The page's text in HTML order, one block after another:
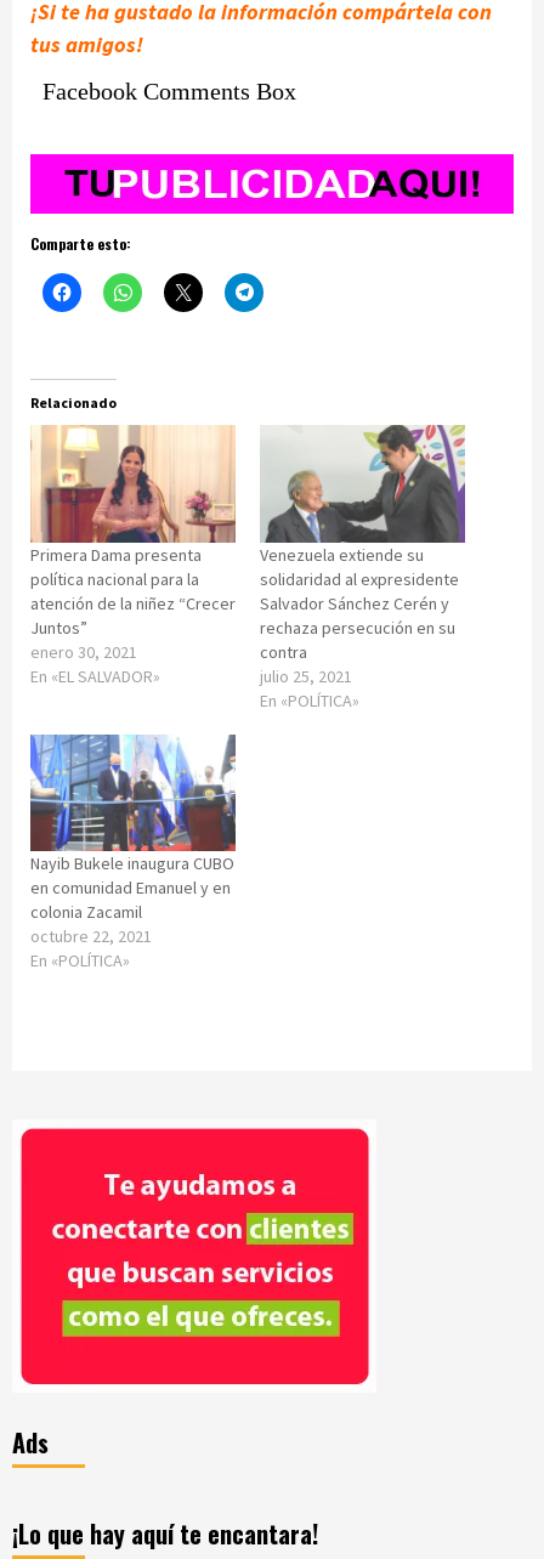
¡Si te ha gustado la información compártela con
tus amigos!
Facebook Comments Box
Comparte esto:
Relacionado
Primera Dama presenta
política nacional para la
atención de la niñez “Crecer
Juntos”
enero 30, 2021
En «EL SALVADOR»
Venezuela extiende su
solidaridad al expresidente
Salvador Sánchez Cerén y
rechaza persecución en su
contra
julio 25, 2021
En «POLÍTICA»
Nayib Bukele inaugura CUBO
en comunidad Emanuel y en
colonia Zacamil
octubre 22, 2021
En «POLÍTICA»
Ads
¡Lo que hay aquí te encantara!